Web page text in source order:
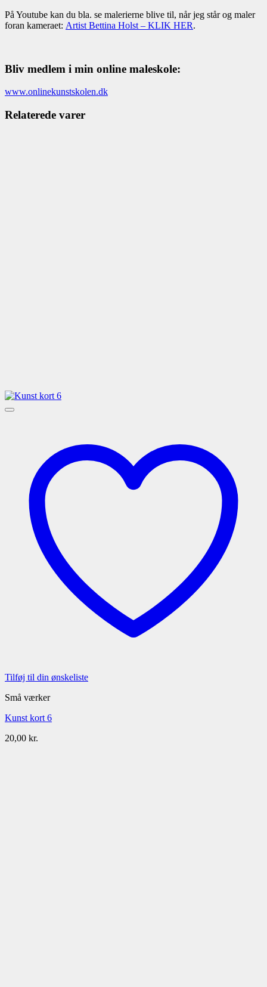
På Youtube kan du bla. se malerierne blive til, når jeg står og maler
foran kameraet: Artist Bettina Holst – KLIK HER.
Bliv medlem i min online maleskole:
www.onlinekunstskolen.dk
Relaterede varer
Tilføj til din ønskeliste
Små værker
Kunst kort 6
20,00 kr.